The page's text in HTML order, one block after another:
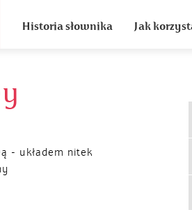
Historia słownika Jak
- układem nitek